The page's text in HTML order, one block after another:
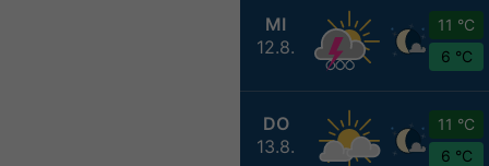
MI
12.8.
11 °C
6 °C
DO
13.8.
11 °C
6 °C